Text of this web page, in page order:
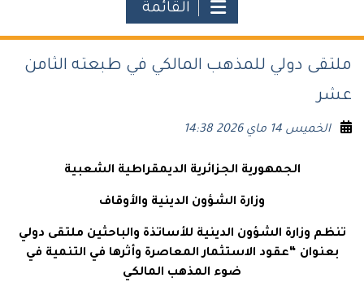
القائمة
ملتقى دولي للمذهب المالكي في طبعته الثامن
عشر
الخميس 14 ماي 2026 14:38
الجمهورية الجزائرية الديمقراطية الشعبية
وزارة الشؤون الدينية والأوقاف
تنظم وزارة الشؤون الدينية للأساتذة والباحثين ملتقى دولي
بعنوان “عقود الاستثمار المعاصرة وأثرها في التنمية في
ضوء المذهب المالكي